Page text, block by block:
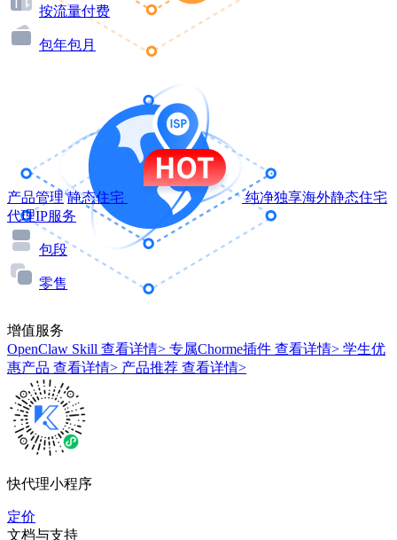
按流量付费
包年包月
产品管理 静态住宅
纯净独享海外静态住宅
代理IP服务
包段
零售
增值服务
OpenClaw Skill 查看详情> 专属Chorme插件 查看详情> 学生优
惠产品 查看详情> 产品推荐 查看详情>
快代理小程序
定价
文档与支持